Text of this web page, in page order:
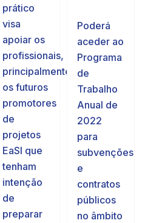
prático
visa
apoiar os
profissionais,
principalmente
os futuros
promotores
de
projetos
EaSI que
tenham
intenção
de
preparar
Poderá
aceder ao
Programa
de
Trabalho
Anual de
2022
para
subvenções
e
contratos
públicos
no âmbito